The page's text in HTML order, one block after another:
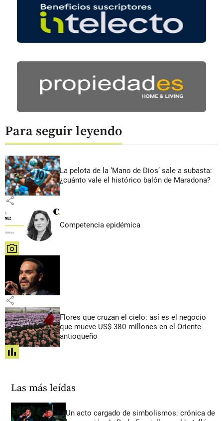
Para seguir leyendo
La pelota de la ‘Mano de Dios’ sale a subasta:
¿cuánto vale el histórico balón de Maradona?
share
Competencia epidémica
share
share
Flores que cruzan el cielo: así es el negocio
que mueve US$ 380 millones en el Oriente
antioqueño
share
Las más leídas
Un acto cargado de simbolismos: crónica de